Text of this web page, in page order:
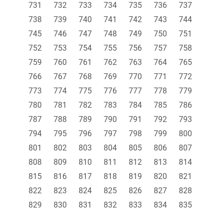
731
732 733 734 735 736
737
738
739 740 741 742 743
744
745
746 747 748 749 750
751
752
753 754 755 756 757
758
759
760 761 762 763 764
765
766
767 768 769 770 771
772
773
774 775 776 777 778
779
780
781 782 783 784 785
786
787
788 789 790 791 792
793
794
795 796 797 798 799
800
801
802 803 804 805 806
807
808
809 810 811 812 813
814
815
816 817 818 819 820
821
822
823 824 825 826 827
828
829
830 831 832 833 834
835